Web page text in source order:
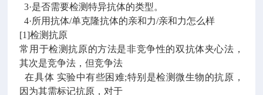
3·是否需要检测特异抗体的类型。
4·所用抗体/单克隆抗体的亲和力/亲和力怎么样
[1]检测抗原
常用于检测抗原的方法是非竞争性的双抗体夹心法，
其次是竞争法，但竞争法
在具体 实验中有些困难;特别是检测微生物的抗原，
因为其需标记抗原，对于